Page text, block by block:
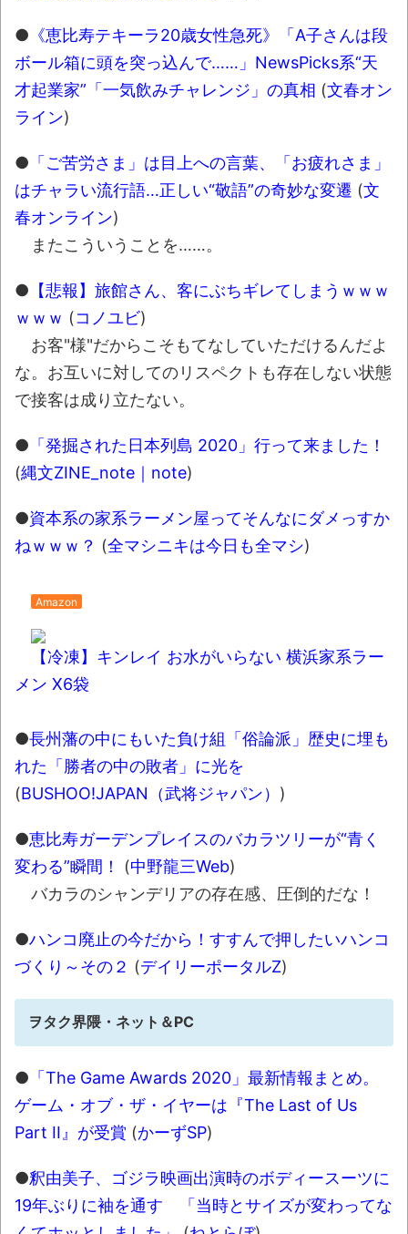
壊れたエアコンと歌えないボク
バージョンアップ情報更新 AOMEI
Backupper Standard 8.3.0 などバージョンア
ップ
高嶋ちさ子、ダウン症の姉が暴行事件！事
件の一部始終と衝撃の結末
【呆然】北海道旅行ワイ「ウニイクラ丼特
盛で食うぞ！！！うおおおおおおお
お！！！！！」→結
果･････････････････････････････
【動画】カニ、ちょっかい出してきた陰に
ブチギレ
長野県のなめこのデカさが規格外だったｗ
ｗ
新装版「ご冗談でしょう、ファインマンさ
ん（上）（下）」発売
グラビアに挑戦
歴ログは10周年ですがnoteに引っ越します
進撃の巨人シーズン7 ファイナルシーズンの
感想
TBS「マツコの知らない世界」スタグル特
集でほとんど紹介されなかったJリーグ…なら
時代の流れ
【衝撃】道志村の骨や服、沢の上流から流
されてきた可能性・・・・・・・・・
オーストラリアの男性飛行家 太平洋横断
飛行
【中国】パトカーの前で好演技www当たり
「ム、ムリです・・・」メガネ美人ナース
に入院中のオレのオナサポ懇願したら・・・
に入院中のオレのオナサポ懇願したら・・・
いう無茶に踏み切ってしまったのか
ブログお引越しのお知らせ
【極画像】名古屋の地下鉄
wwwwwwwwwwww
● 《恵比寿テキーラ20歳女性急死》「A子さんは段
ボール箱に頭を突っ込んで……」NewsPicks系“天
才起業家”「一気飲みチャレンジ」の真相 (文春オン
ライン)
● 「ご苦労さま」は目上への言葉、「お疲れさま」
はチャラい流行語…正しい“敬語”の奇妙な変遷 (文
春オンライン)
またこういうことを……。
● 【悲報】旅館さん、客にぶちギレてしまうｗｗｗ
ｗｗｗ (コノユビ)
お客"様"だからこそもてなしていただけるんだよ
な。お互いに対してのリスペクトも存在しない状態
で接客は成り立たない。
● 「発掘された日本列島 2020」行って来ました！
(縄文ZINE_note｜note)
●資本系の家系ラーメン屋ってそんなにダメっすか
ねｗｗｗ？ (全マシニキは今日も全マシ)
Amazon
【冷凍】キンレイ お水がいらない 横浜家系ラー
メン X6袋
●長州藩の中にもいた負け組「俗論派」歴史に埋も
れた「勝者の中の敗者」に光を
(BUSHOO!JAPAN（武将ジャパン） )
●恵比寿ガーデンプレイスのバカラツリーが“青く
変わる”瞬間！
(中野龍三Web)
バカラのシャンデリアの存在感、圧倒的だな！
●ハンコ廃止の今だから！すすんで押したいハンコ
づくり～その２ (デイリーポータルZ)
ヲタク界隈・ネット＆PC
● 「The Game Awards 2020」最新情報まとめ。
ゲーム・オブ・ザ・イヤーは『The Last of Us
Part II』が受賞 (かーずSP)
●釈由美子、ゴジラ映画出演時のボディースーツに
19年ぶりに袖を通す 「当時とサイズが変わってな